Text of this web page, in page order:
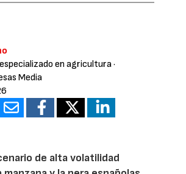
en agricultura·
Media
de alta volatilidad